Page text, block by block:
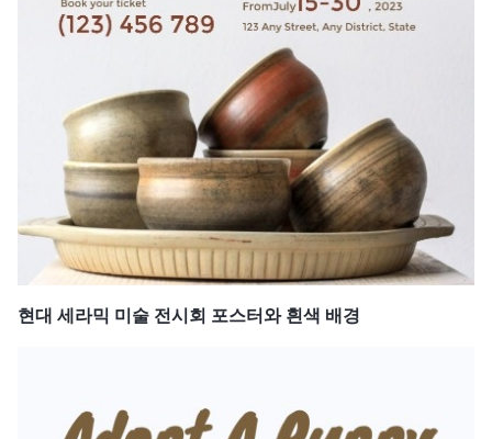
현대 세라믹 미술 전시회 포스터와 흰색 배경